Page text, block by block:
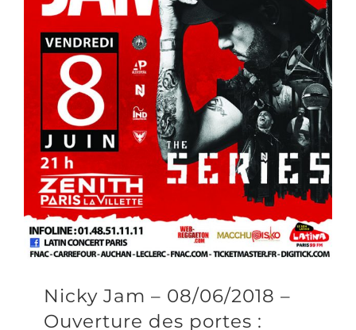
Nicky Jam – 08/06/2018 –
Ouverture des portes :